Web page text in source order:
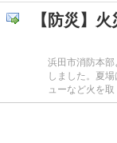
【防災】
浜田市消防本
しました。夏
ューなど火を取